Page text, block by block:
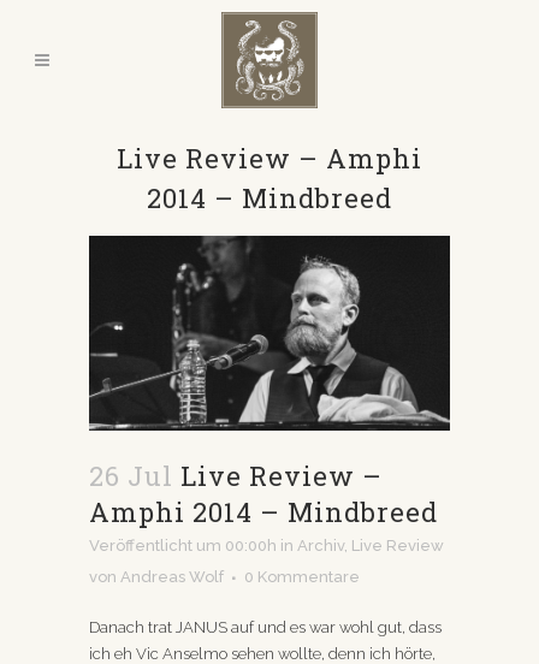
Live Review – Amphi
2014 – Mindbreed
26 Jul Live Review –
Amphi 2014 – Mindbreed
Veröffentlicht um 00:00h in Archiv, Live Review
von Andreas Wolf 0 Kommentare
Danach trat JANUS auf und es war wohl gut, dass
ich eh Vic Anselmo sehen wollte, denn ich hörte,